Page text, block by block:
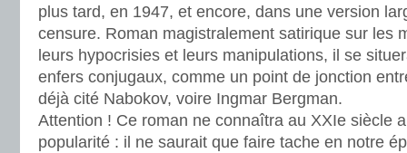
plus tard, en 1947, et encore, dans une version
censure. Roman magistralement satirique sur les
leurs hypocrisies et leurs manipulations, il se
enfers conjugaux, comme un point de jonction
déjà cité Nabokov, voire Ingmar Bergman.
Attention ! Ce roman ne connaîtra au XXIe siècle
popularité : il ne saurait que faire tache en notre